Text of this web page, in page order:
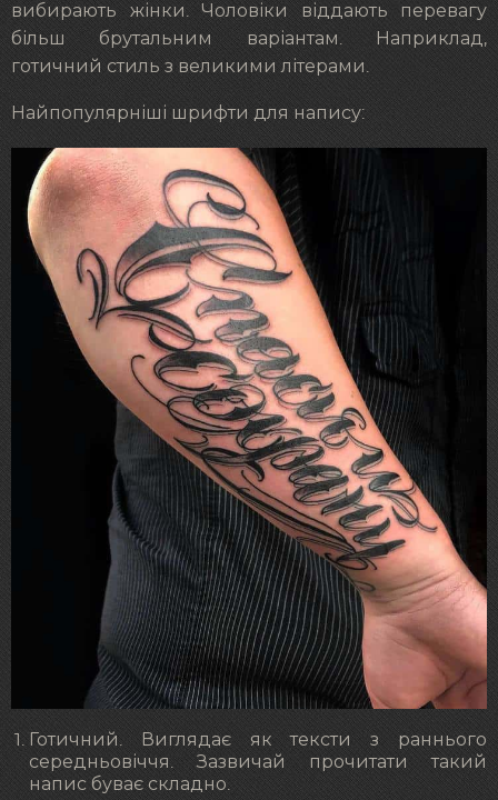
вибирають жінки. Чоловіки віддають перевагу
більш брутальним варіантам. Наприклад,
готичний стиль з великими літерами.
Найпопулярніші шрифти для напису:
Готичний. Виглядає як тексти з раннього
середньовіччя. Зазвичай прочитати такий
напис буває складно.